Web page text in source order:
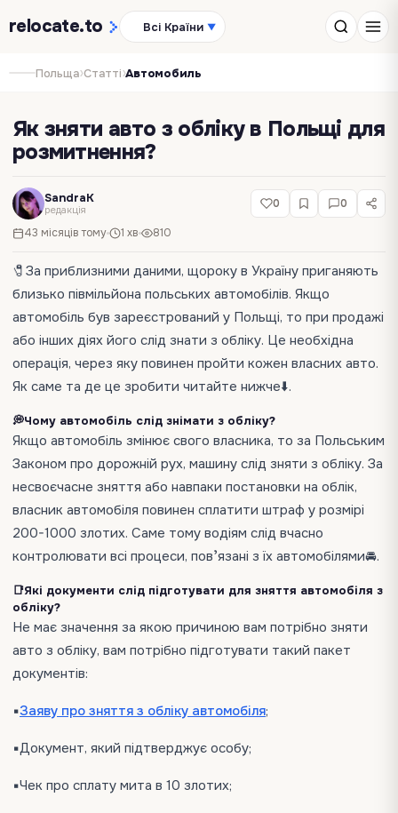
relocate.to Всі Країни ▼
Польща›Статті›Автомобиль
Як зняти авто з обліку в Польщі для
розмитнення?
SandraK
редакція
43 місяців тому 1 хв 810
0 0
🧷За приблизними даними, щороку в Україну приганяють
близько півмільйона польських автомобілів. Якщо
автомобіль був зареєстрований у Польщі, то при продажі
або інших діях його слід знати з обліку. Це необхідна
операція, через яку повинен пройти кожен власних авто.
Як саме та де це зробити читайте нижче⬇️.
💭Чому автомобіль слід знімати з обліку?
Якщо автомобіль змінює свого власника, то за Польським
Законом про дорожній рух, машину слід зняти з обліку. За
несвоєчасне зняття або навпаки постановки на облік,
власник автомобіля повинен сплатити штраф у розмірі
200-1000 злотих. Саме тому водіям слід вчасно
контролювати всі процеси, повʼязані з їх автомобілями🚘.
📑Які документи слід підготувати для зняття автомобіля з
обліку?
Не має значення за якою причиною вам потрібно зняти
авто з обліку, вам потрібно підготувати такий пакет
документів:
▪️Заяву про зняття з обліку автомобіля;
▪️Документ, який підтверджує особу;
▪️Чек про сплату мита в 10 злотих;